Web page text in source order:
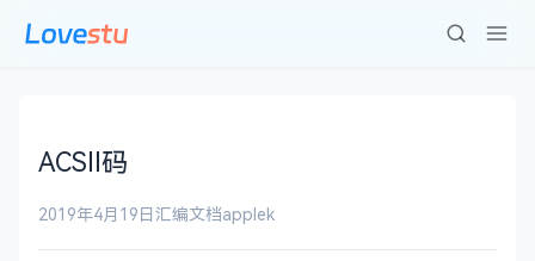
ACSII码
2019年4月19日汇编文档applek